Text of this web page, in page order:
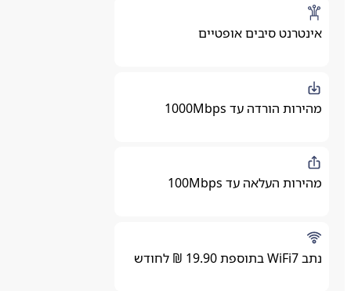
אינטרנט סיבים אופטיים
מהירות הורדה עד 1000Mbps
מהירות העלאה עד 100Mbps